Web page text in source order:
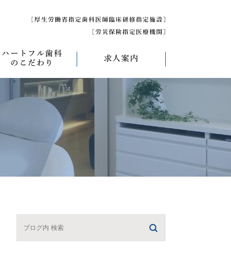
療
ハートフル歯科
のこだわり
るべく痛くない治療
るべく削らない治療
べく抜かない治療
るべく短期間の治療
管理について
求人案内
求人募集について
研修医募集